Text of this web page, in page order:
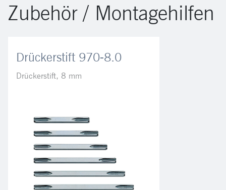
Zubehör / Montagehilfen
Drückerstift 970-8.0
Drückerstift, 8 mm